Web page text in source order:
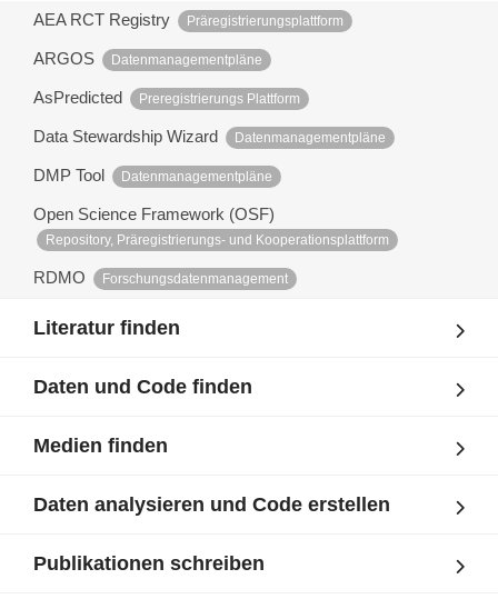
AEA RCT Registry Präregistrierungsplattform
ARGOS Datenmanagementpläne
AsPredicted Preregistrierungs Plattform
Data Stewardship Wizard Datenmanagementpläne
DMP Tool Datenmanagementpläne
Open Science Framework (OSF)
Repository, Präregistrierungs- und Kooperationsplattform
RDMO Forschungsdatenmanagement
Literatur finden
Daten und Code finden
Medien finden
Daten analysieren und Code erstellen
Publikationen schreiben